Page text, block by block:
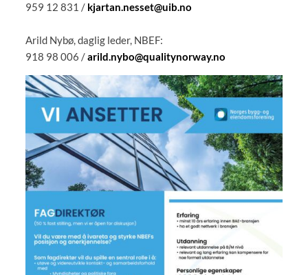
959 12 831 / kjartan.nesset@uib.no
Arild Nybø, daglig leder, NBEF:
918 98 006 /arild.nybo@qualitynorway.no